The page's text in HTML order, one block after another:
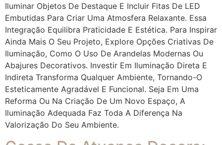
Iluminar Objetos De Destaque E Incluir Fitas De LED
Embutidas Para Criar Uma Atmosfera Relaxante. Essa
Integração Equilibra Praticidade E Estética. Para Inspirar
Ainda Mais O Seu Projeto, Explore Opções Criativas De
Iluminação, Como O Uso De Arandelas Modernas Ou
Abajures Decorativos. Investir Em Iluminação Direta E
Indireta Transforma Qualquer Ambiente, Tornando-O
Esteticamente Agradável E Funcional. Seja Em Uma
Reforma Ou Na Criação De Um Novo Espaço, A
Iluminação Adequada Faz Toda A Diferença Na
Valorização Do Seu Ambiente.